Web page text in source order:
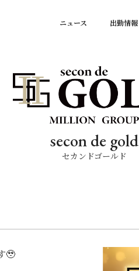
ニュース 出勤情報
secon de gold
セカンドゴールド
🥹